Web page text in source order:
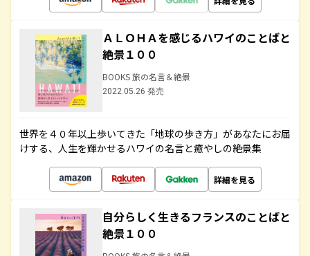
ＡＬＯＨＡを感じるハワイのことばと
絶景１００
BOOKS 旅の名言＆絶景
2022.05.26 発売
世界を４０年以上歩いてきた「地球の歩き方」があなたにお届
けする、人生を輝かせるハワイの名言と癒やしの絶景集
詳細を見る
自分らしく生きるフランスのことばと
絶景１００